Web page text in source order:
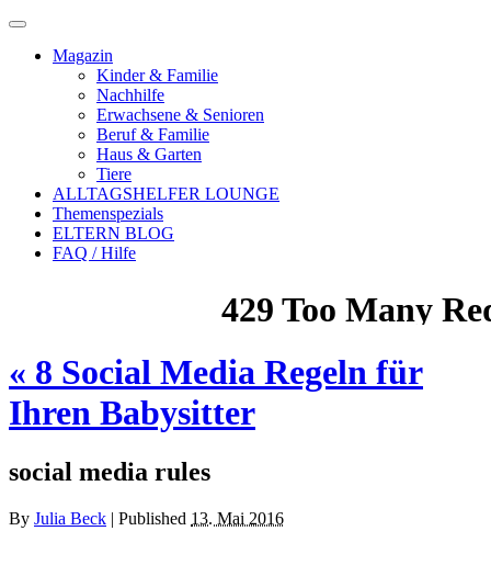
Magazin
Kinder & Familie
Nachhilfe
Erwachsene & Senioren
Beruf & Familie
Haus & Garten
Tiere
ALLTAGSHELFER LOUNGE
Themenspezials
ELTERN BLOG
FAQ / Hilfe
« 8 Social Media Regeln für
Ihren Babysitter
social media rules
By Julia Beck | Published 13. Mai 2016